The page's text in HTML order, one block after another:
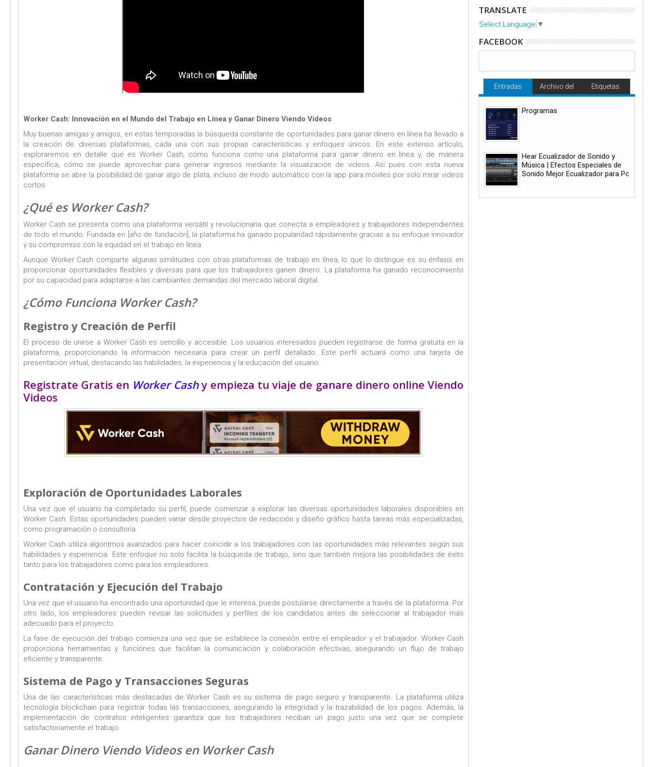
Worker Cash: Innovación en el Mundo del Trabajo en Línea y Ganar Dinero Viendo Videos
Muy buenas amigas y amigos, en estas temporadas la búsqueda constante de oportunidades para ganar dinero en línea ha llevado a
la creación de diversas plataformas, cada una con sus propias características y enfoques únicos. En este extenso artículo,
exploraremos en detalle qué es Worker Cash, cómo funciona como una plataforma para ganar dinero en línea y, de manera
específica, cómo se puede aprovechar para generar ingresos mediante la visualización de videos. Así pues con esta nueva
plataforma se abre la posibilidad de ganar algo de plata, incluso de modo automático con la app para móviles por solo mirar videos
cortos.
¿Qué es Worker Cash?
Worker Cash se presenta como una plataforma versátil y revolucionaria que conecta a empleadores y trabajadores independientes
de todo el mundo. Fundada en [año de fundación], la plataforma ha ganado popularidad rápidamente gracias a su enfoque innovador
y su compromiso con la equidad en el trabajo en línea.
Aunque Worker Cash comparte algunas similitudes con otras plataformas de trabajo en línea, lo que lo distingue es su énfasis en
proporcionar oportunidades flexibles y diversas para que los trabajadores ganen dinero. La plataforma ha ganado reconocimiento
por su capacidad para adaptarse a las cambiantes demandas del mercado laboral digital.
¿Cómo Funciona Worker Cash?
Registro y Creación de Perfil
El proceso de unirse a Worker Cash es sencillo y accesible. Los usuarios interesados pueden registrarse de forma gratuita en la
plataforma, proporcionando la información necesaria para crear un perfil detallado. Este perfil actuará como una tarjeta de
presentación virtual, destacando las habilidades, la experiencia y la educación del usuario.
Registrate Gratis en Worker Cash y empieza tu viaje de ganare dinero online Viendo
Videos
Exploración de Oportunidades Laborales
Una vez que el usuario ha completado su perfil, puede comenzar a explorar las diversas oportunidades laborales disponibles en
Worker Cash. Estas oportunidades pueden variar desde proyectos de redacción y diseño gráfico hasta tareas más especializadas,
como programación o consultoría.
Worker Cash utiliza algoritmos avanzados para hacer coincidir a los trabajadores con las oportunidades más relevantes según sus
habilidades y experiencia. Este enfoque no solo facilita la búsqueda de trabajo, sino que también mejora las posibilidades de éxito
tanto para los trabajadores como para los empleadores.
Contratación y Ejecución del Trabajo
Una vez que el usuario ha encontrado una oportunidad que le interesa, puede postularse directamente a través de la plataforma. Por
otro lado, los empleadores pueden revisar las solicitudes y perfiles de los candidatos antes de seleccionar al trabajador más
adecuado para el proyecto.
La fase de ejecución del trabajo comienza una vez que se establece la conexión entre el empleador y el trabajador. Worker Cash
proporciona herramientas y funciones que facilitan la comunicación y colaboración efectivas, asegurando un flujo de trabajo
eficiente y transparente.
Sistema de Pago y Transacciones Seguras
Una de las características más destacadas de Worker Cash es su sistema de pago seguro y transparente. La plataforma utiliza
tecnología blockchain para registrar todas las transacciones, asegurando la integridad y la trazabilidad de los pagos. Además, la
implementación de contratos inteligentes garantiza que los trabajadores reciban un pago justo una vez que se complete
satisfactoriamente el trabajo.
Ganar Dinero Viendo Videos en Worker Cash
TRANSLATE
Select Language ▼
FACEBOOK
Entradas
Archivo del
Etiquetas
Programas
Hear Ecualizador de Sonido y
Música | Efectos Especiales de
Sonido Mejor Ecualizador para Pc